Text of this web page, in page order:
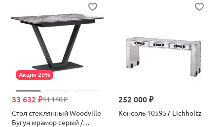
Акция 20%
41 140 ₽
33 632 ₽
Стол стеклянный Woodville
Бугун мрамор серый /
252 000 ₽
Консоль 105957 Eichholtz